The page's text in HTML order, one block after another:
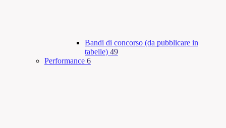
Bandi di concorso (da pubblicare in
tabelle) 49
Performance 6